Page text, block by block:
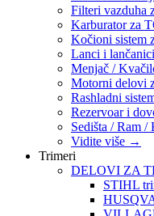
Filteri vazduha
Karburator za
Kočioni sistem
Lanci i
Menjač /
Motorni delovi
Rashladni
Rezervoar i
Sedišta / Ram
Vidite više →
Trimeri
DELOVI ZA
STIHL